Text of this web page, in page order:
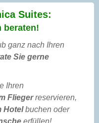
Suites:
beraten!
ganz nach Ihren
Sie gerne
Ihren
Fliegerreservieren,
Hotelbuchen oder
erfüllen!